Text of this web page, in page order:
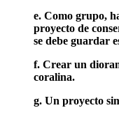
e. Como grupo,
proyecto de
se debe guardar
f. Crear un
coralina.
g. Un proyecto